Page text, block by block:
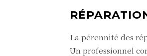
La pérennité des
Un professionnel